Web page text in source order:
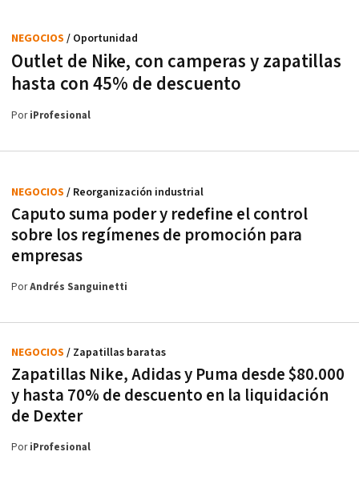
Outlet de Nike, con camperas y zapatillas
hasta con 45% de descuento
NEGOCIOS / Oportunidad
PoriProfesional
Caputo suma poder y redefine el control
sobre los regímenes de promoción para
empresas
NEGOCIOS / Reorganización industrial
PorAndrés Sanguinetti
Zapatillas Nike, Adidas y Puma desde $80.000
y hasta 70% de descuento en la liquidación
de Dexter
NEGOCIOS / Zapatillas baratas
PoriProfesional